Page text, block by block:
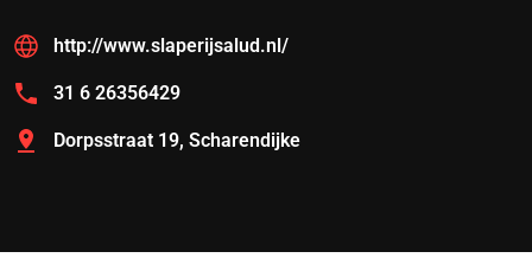
http://www.slaperijsalud.nl/
31 6 26356429
Dorpsstraat 19, Scharendijke